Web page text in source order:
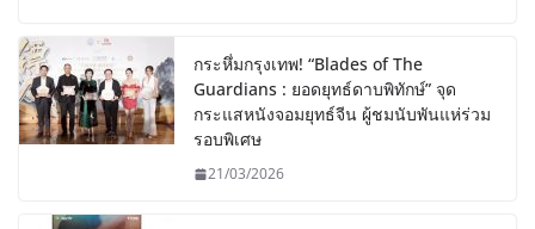
กระหึ่มกรุงเทพ! “Blades of The
Guardians : ยอดยุทธ์ดาบพิทักษ์” จุด
กระแสหนังจอมยุทธ์จีน ผู้ชมนับพันแห่ร่วม
รอบพิเศษ
21/03/2026